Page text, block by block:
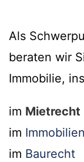
Als
beraten wir
Immobilie,
im Mietrecht
im
im Baurecht